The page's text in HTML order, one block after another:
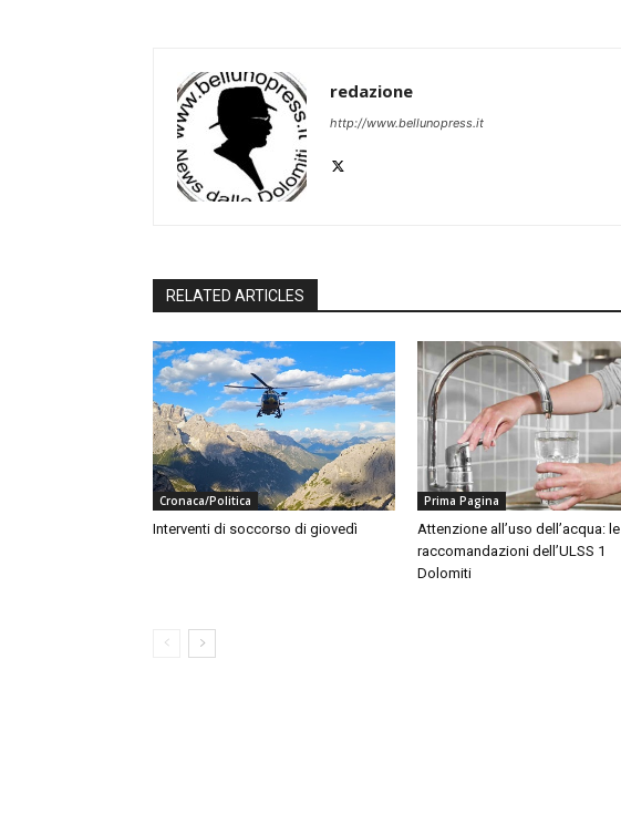
redazione
http://www.bellunopress.it
RELATED ARTICLES
Cronaca/Politica
Interventi di soccorso di giovedì
Prima Pagina
Attenzione all’uso dell’acqua: le
raccomandazioni dell’ULSS 1
Dolomiti